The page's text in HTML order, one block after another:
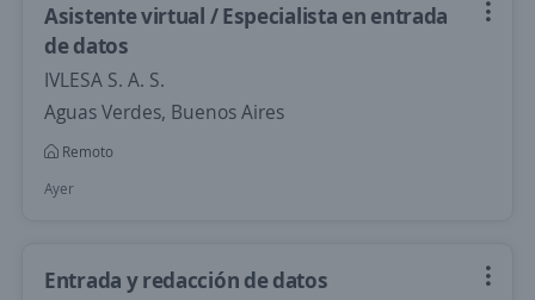
Asistente virtual / Especialista en entrada
de datos
IVLESA S. A. S.
Aguas Verdes, Buenos Aires
Remoto
Ayer
Entrada y redacción de datos